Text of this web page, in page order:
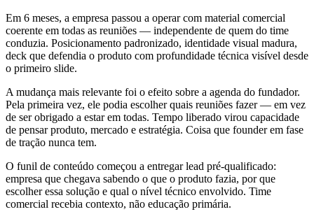
Em 6 meses, a empresa passou a operar com material comercial
coerente em todas as reuniões — independente de quem do time
conduzia. Posicionamento padronizado, identidade visual madura,
deck que defendia o produto com profundidade técnica visível desde
o primeiro slide.
A mudança mais relevante foi o efeito sobre a agenda do fundador.
Pela primeira vez, ele podia escolher quais reuniões fazer — em vez
de ser obrigado a estar em todas. Tempo liberado virou capacidade
de pensar produto, mercado e estratégia. Coisa que founder em fase
de tração nunca tem.
O funil de conteúdo começou a entregar lead pré-qualificado:
empresa que chegava sabendo o que o produto fazia, por que
escolher essa solução e qual o nível técnico envolvido. Time
comercial recebia contexto, não educação primária.